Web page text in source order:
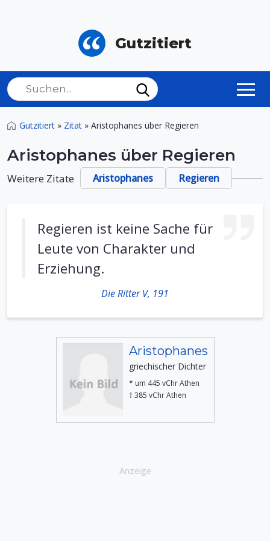
Gutzitiert
Gutzitiert » Zitat » Aristophanes über Regieren
Aristophanes über Regieren
Weitere Zitate Aristophanes Regieren
Regieren ist keine Sache für
Leute von Charakter und
Erziehung.
Die Ritter V, 191
Aristophanes
griechischer Dichter
* um 445 vChr Athen
† 385 vChr Athen
Anzeige